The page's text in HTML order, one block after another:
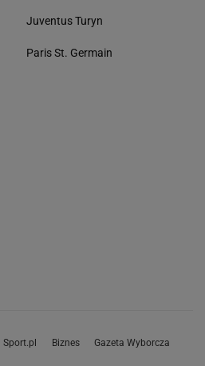
Juventus Turyn
Paris St. Germain
Sport.pl Biznes Gazeta Wyborcza